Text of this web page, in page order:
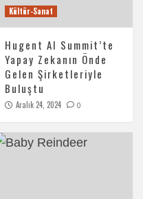
Kültür-Sanat
Hugent AI Summit’te
Yapay Zekanın Önde
Gelen Şirketleriyle
Buluştu
Aralık 24, 2024 0